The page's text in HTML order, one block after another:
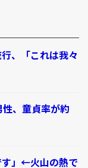
、「これは我々
性、童貞率が約
す」←火山の熱で